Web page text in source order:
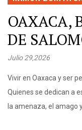
OAXACA,
DE
Julio 29,2026
Vivir en Oaxaca y ser
Quienes se dedican a
la amenaza, el amago